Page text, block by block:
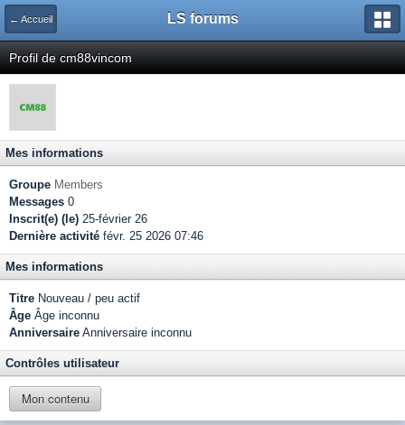
← Accueil LS forums
Profil de cm88vincom
Mes informations
Groupe Members
Messages 0
Inscrit(e) (le) 25-février 26
Dernière activité févr. 25 2026 07:46
Mes informations
Titre Nouveau / peu actif
Âge Âge inconnu
Anniversaire Anniversaire inconnu
Contrôles utilisateur
Mon contenu